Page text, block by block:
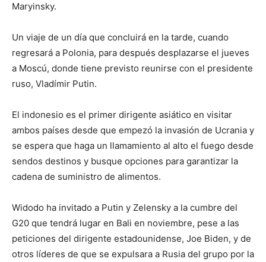
Maryinsky.
Un viaje de un día que concluirá en la tarde, cuando
regresará a Polonia, para después desplazarse el jueves
a Moscú, donde tiene previsto reunirse con el presidente
ruso, Vladímir Putin.
El indonesio es el primer dirigente asiático en visitar
ambos países desde que empezó la invasión de Ucrania y
se espera que haga un llamamiento al alto el fuego desde
sendos destinos y busque opciones para garantizar la
cadena de suministro de alimentos.
Widodo ha invitado a Putin y Zelensky a la cumbre del
G20 que tendrá lugar en Bali en noviembre, pese a las
peticiones del dirigente estadounidense, Joe Biden, y de
otros líderes de que se expulsara a Rusia del grupo por la